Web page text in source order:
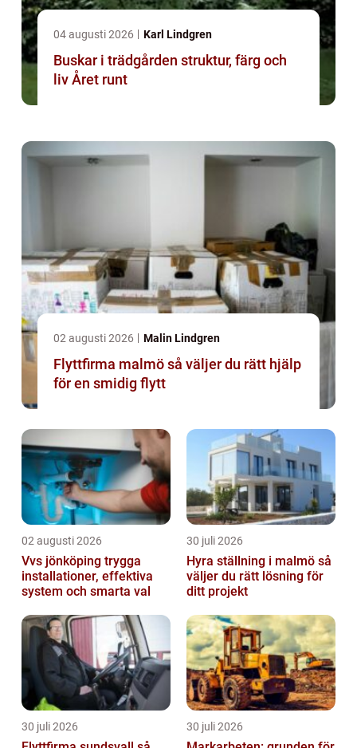
04 augusti 2026 Karl Lindgren
Buskar i trädgården struktur, färg och
liv Året runt
02 augusti 2026 Malin Lindgren
Flyttfirma malmö så väljer du rätt hjälp
för en smidig flytt
02 augusti 2026
Vvs jönköping trygga
installationer, effektiva
system och smarta val
30 juli 2026
Hyra ställning i malmö så
väljer du rätt lösning för
ditt projekt
30 juli 2026 30 juli 2026